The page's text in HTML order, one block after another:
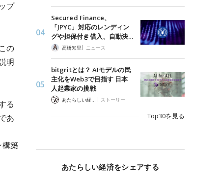
プ
の
明
る
あ
築
Secured Finance、
「JPYC」対応のレンディン
グや担保付き借入、自動決…
髙橋知里 | ニュース
bitgritとは？ AIモデルの民
主化をWeb3で目指す 日本
人起業家の挑戦
| ストーリー
Top30を見る
あたらしい経済をシェアする